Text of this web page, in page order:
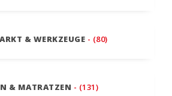
& WERKZEUGE - (80)
& MATRATZEN - (131)